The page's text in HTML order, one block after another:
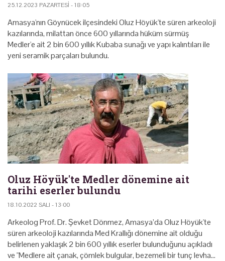
25.12.2023 PAZARTESI - 18:05
Amasya'nın Göynücek ilçesindeki Oluz Höyük'te süren arkeoloji
kazılarında, milattan önce 600 yıllarında hüküm sürmüş
Medler'e ait 2 bin 600 yıllık Kubaba sunağı ve yapı kalıntıları ile
yeni seramik parçaları bulundu.
Oluz Höyük'te Medler dönemine ait
tarihi eserler bulundu
18.10.2022 SALI - 13:00
Arkeolog Prof. Dr. Şevket Dönmez, Amasya’da Oluz Höyük'te
süren arkeoloji kazılarında Med Krallığı dönemine ait olduğu
belirlenen yaklaşık 2 bin 600 yıllık eserler bulunduğunu açıkladı
ve "Medlere ait çanak, çömlek bulgular, bezemeli bir tunç levha…